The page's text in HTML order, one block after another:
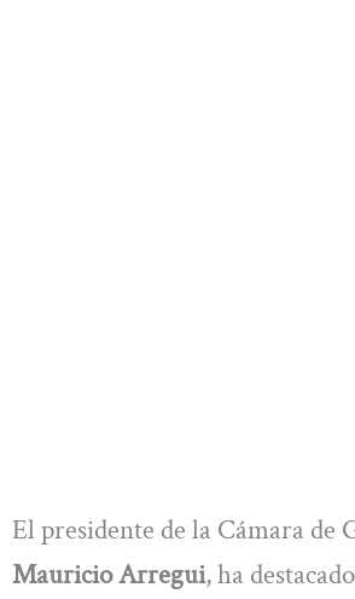
El presidente de la Cámara de
Mauricio Arregui, ha